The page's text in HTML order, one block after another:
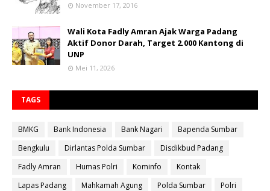
November 17, 2016
Wali Kota Fadly Amran Ajak Warga Padang
Aktif Donor Darah, Target 2.000 Kantong di
UNP
Mei 11, 2026
TAGS
BMKG Bank Indonesia Bank Nagari
Bapenda Sumbar
Bengkulu
Dirlantas Polda Sumbar
Disdikbud Padang
Fadly Amran
Humas Polri Kominfo
Kontak
Lapas Padang
Mahkamah Agung Polda Sumbar Polri